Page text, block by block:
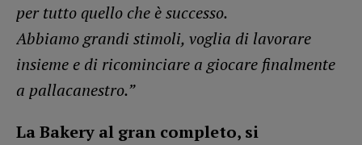
per tutto quello che è successo.
Abbiamo grandi stimoli, voglia di lavorare
insieme e di ricominciare a giocare finalmente
a pallacanestro.”
La Bakery al gran completo, si